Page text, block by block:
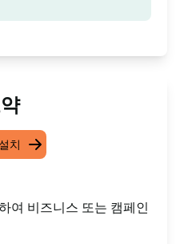
치
여 비즈니스 또는 캠페인